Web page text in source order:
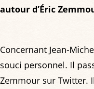
autour d’Éric
Concernant Jean-
souci personnel. Il
Zemmour sur Twitter.